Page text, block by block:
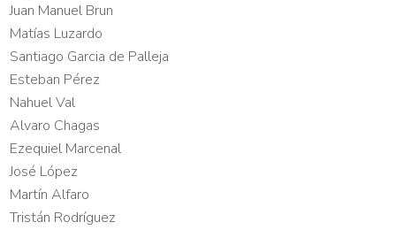
Juan Manuel Brun
Matías Luzardo
Santiago Garcia de Palleja
Esteban Pérez
Nahuel Val
Alvaro Chagas
Ezequiel Marcenal
José López
Martín Alfaro
Tristán Rodríguez